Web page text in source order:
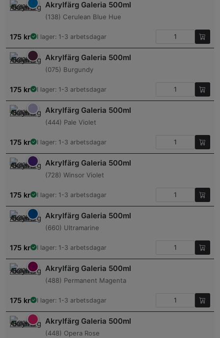
Akrylfärg Galeria 500ml
(138) Cerulean Blue Hue
175 kr I lager: 1-3 arbetsdagar
Akrylfärg Galeria 500ml
(075) Burgundy
175 kr I lager: 1-3 arbetsdagar
Akrylfärg Galeria 500ml
(444) Pale Violet
175 kr I lager: 1-3 arbetsdagar
Akrylfärg Galeria 500ml
(728) Winsor Violet
175 kr I lager: 1-3 arbetsdagar
Akrylfärg Galeria 500ml
(660) Ultramarine
175 kr I lager: 1-3 arbetsdagar
Akrylfärg Galeria 500ml
(488) Permanent Magenta
175 kr I lager: 1-3 arbetsdagar
Akrylfärg Galeria 500ml
(448) Opera Rose